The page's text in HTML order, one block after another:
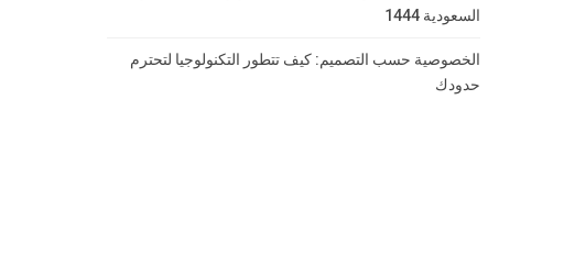
السعودية 1444
الخصوصية حسب التصميم: كيف تتطور التكنولوجيا لتحترم
حدودك